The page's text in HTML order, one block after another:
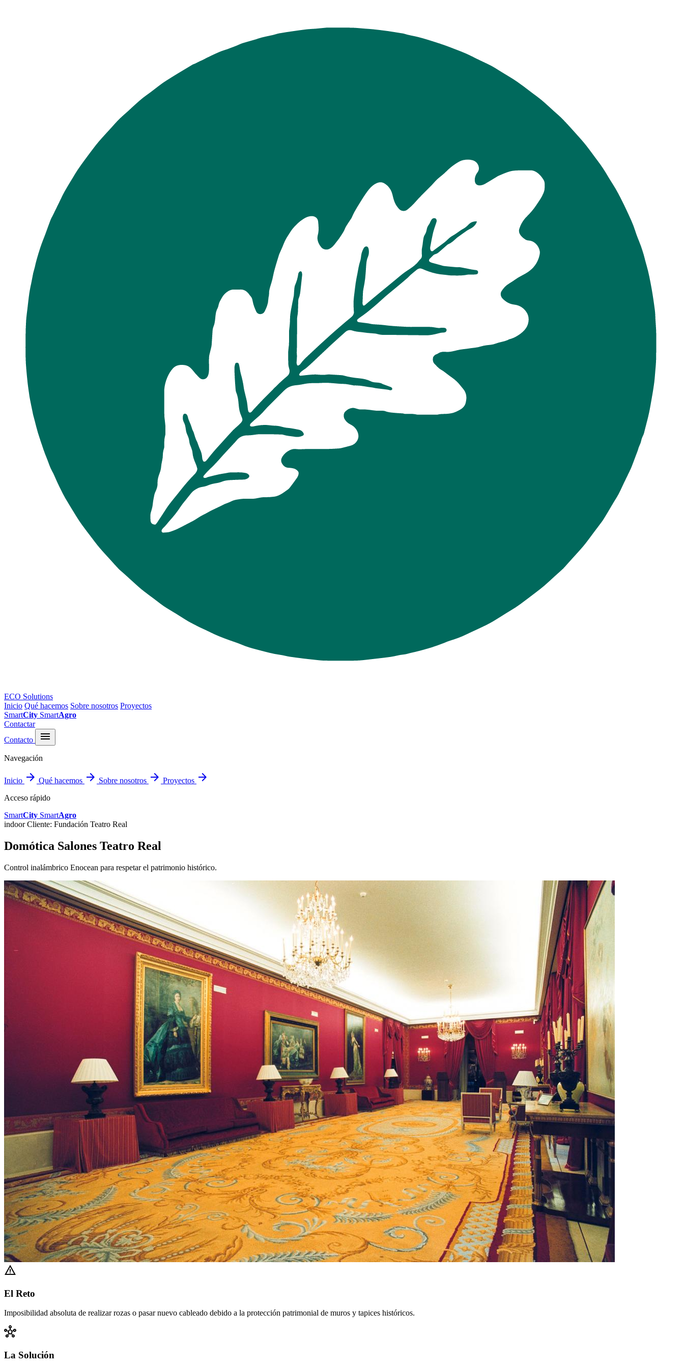
ECO Solutions
Inicio Qué hacemos Sobre nosotros Proyectos
SmartCity SmartAgro
Contactar
Contacto
menu
Navegación
Inicio arrow_forward Qué hacemos arrow_forward Sobre nosotros arrow_forward Proyectos arrow_forward
Acceso rápido
SmartCity SmartAgro
indoorCliente: Fundación Teatro Real
Domótica Salones Teatro Real
Control inalámbrico Enocean para respetar el patrimonio histórico.
warning
El Reto
Imposibilidad absoluta de realizar rozas o pasar nuevo cableado debido a la protección patrimonial de muros y tapices históricos.
hub
La Solución